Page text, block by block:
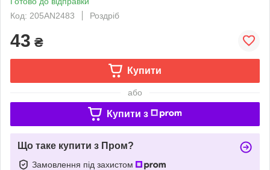
Код: 205AN2483
Роздріб
43 ₴
Купити
або
Купити з
Що таке купити з Пром?
Замовлення під захистом